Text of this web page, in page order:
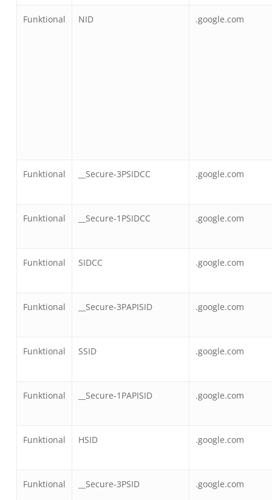
Funktional NID .google.com
Funktional __Secure-3PSIDCC .google.com
Funktional __Secure-1PSIDCC .google.com
Funktional SIDCC .google.com
Funktional __Secure-3PAPISID .google.com
Funktional SSID .google.com
Funktional __Secure-1PAPISID .google.com
Funktional HSID .google.com
Funktional __Secure-3PSID .google.com